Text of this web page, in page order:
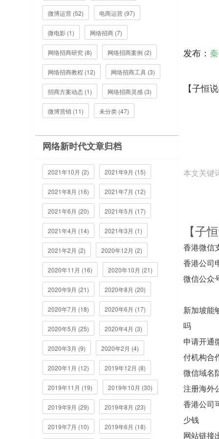
微博运营 (52) 电商运营 (97)
微电影 (1) 网络招商 (7)
网络招商研究 (8) 网络招商案例 (2)
网络招商教程 (12) 网络招商工具 (3)
招商方案动态 (1) 网络招商灵感 (3)
微博营销 (11) 未分类 (47)
网络新时代文章归档
2021年10月 (2) 2021年9月 (15)
2021年8月 (16) 2021年7月 (12)
2021年6月 (20) 2021年5月 (17)
2021年4月 (14) 2021年3月 (1)
2021年2月 (2) 2020年12月 (2)
2020年11月 (16) 2020年10月 (21)
2020年9月 (21) 2020年8月 (20)
2020年7月 (18) 2020年6月 (17)
2020年5月 (25) 2020年4月 (3)
2020年3月 (9) 2020年2月 (4)
2020年1月 (12) 2019年12月 (8)
2019年11月 (19) 2019年10月 (30)
2019年9月 (29) 2019年8月 (23)
2019年7月 (10) 2019年6月 (18)
发布：
【子恒
本文关键
【子
香港微信
香港公司
微信公众
新加坡能
吗
申请开通
付机构合
微信域名
注册海外
香港公司
少钱
网站链接